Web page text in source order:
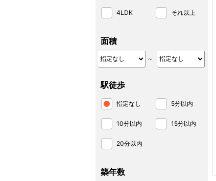
4LDK それ以上
面積
～
駅徒歩
指定なし 5分以内
10分以内 15分以内
20分以内
築年数